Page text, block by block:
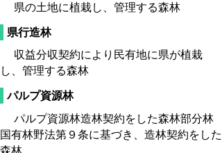
県の土地に植栽し、管理する森林
県行造林
収益分収契約により民有地に県が植栽
し、管理する森林
パルプ資源林
パルプ資源林造林契約をした森林部分林
国有林野法第９条に基づき、造林契約をした
森林